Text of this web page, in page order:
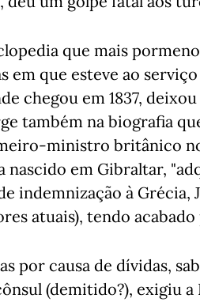
que mais
em que esteve ao
chegou em 1837,
também na biografia
ministro britânico
nascido em Gibraltar,
indemnização à Grécia,
atuais), tendo
por causa de dívidas,
(demitido?), exigiu